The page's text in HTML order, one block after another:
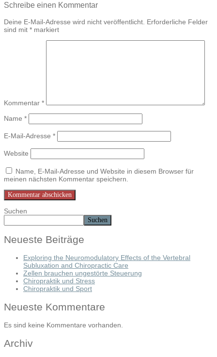
Schreibe einen Kommentar
Deine E-Mail-Adresse wird nicht veröffentlicht. Erforderliche Felder
sind mit * markiert
Kommentar *
Name *
E-Mail-Adresse *
Website
Name, E-Mail-Adresse und Website in diesem Browser für
meinen nächsten Kommentar speichern.
Suchen
Suchen
Neueste Beiträge
Exploring the Neuromodulatory Effects of the Vertebral
Subluxation and Chiropractic Care
Zellen brauchen ungestörte Steuerung
Chiropraktik und Stress
Chiropraktik und Sport
Neueste Kommentare
Es sind keine Kommentare vorhanden.
Archiv